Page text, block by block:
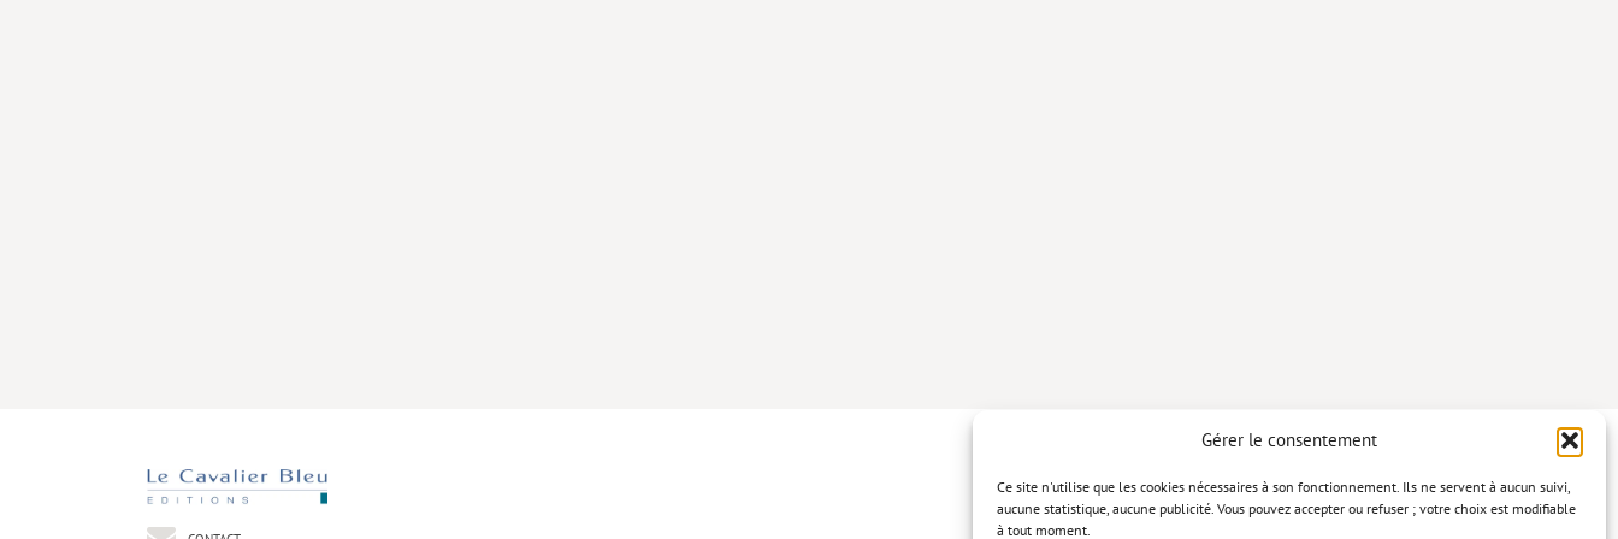
Gérer le consentement
Ce site n'utilise que les cookies nécessaires à son fonctionnement. Ils ne servent à aucun suivi,
aucune statistique, aucune publicité. Vous pouvez accepter ou refuser ; votre choix est modifiable
à tout moment.
Politique de confidentialité